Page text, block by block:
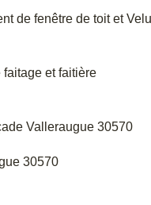
de fenêtre de toit et
et faitière
Valleraugue 30570
30570